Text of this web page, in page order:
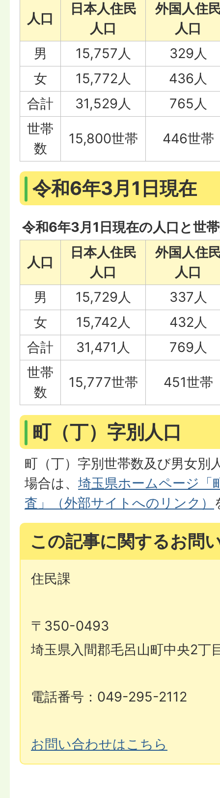
人口
日本人住民
人口
外国人住
人口
男
15,757人
329人
女
15,772人
436人
合計
31,529人
765人
世帯
数
15,800世帯 446世帯
令和6年3月1日現在
令和6年3月1日現在の人口と世
人口
日本人住民
人口
外国人住
人口
男
15,729人
337人
女
15,742人
432人
合計
31,471人
769人
世帯
数
15,777世帯 451世帯
町（丁）字別人口
町（丁）字別世帯数及び男女別
場合は、 埼玉県ホームページ「
査」（外部サイトへのリンク）
この記事に関するお問
住民課
〒350-0493
埼玉県入間郡毛呂山町中央2丁
電話番号：049-295-2112
お問い合わせはこちら